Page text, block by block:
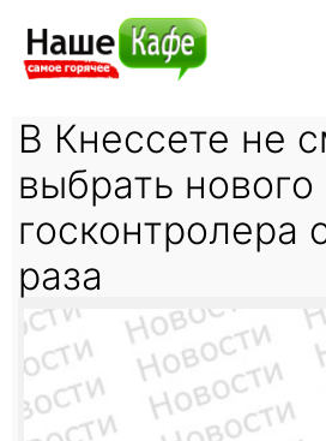
В Кнессете не
выбрать нового
госконтролера
раза